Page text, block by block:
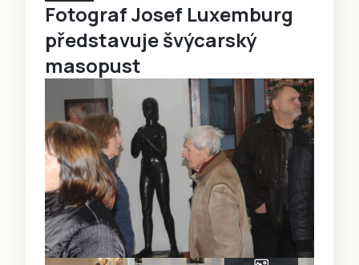
Fotograf Josef Luxemburg
představuje švýcarský
masopust